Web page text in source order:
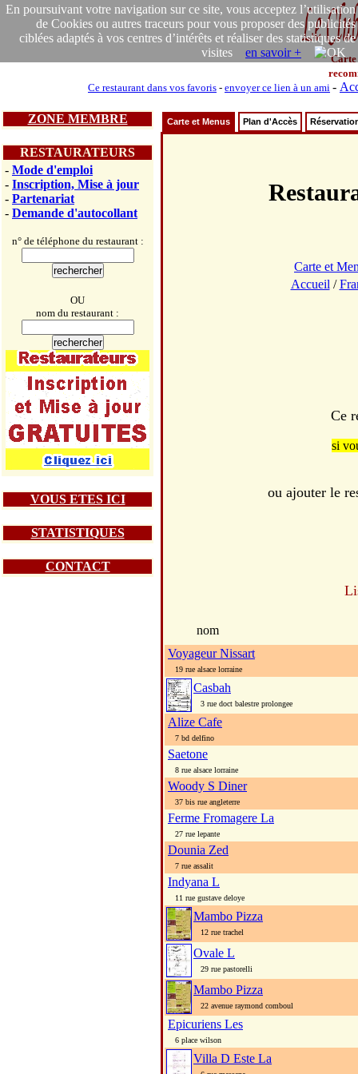
En poursuivant votre navigation sur ce site, vous acceptez l’utilisation
de Cookies ou autres traceurs pour vous proposer des publicités
ciblées adaptés à vos centres d’intérêts et réaliser des statistiques de
visites en savoir +
Carte
Ce restaurant dans vos favoris - envoyer ce lien à un ami -
ZONE MEMBRE
RESTAURATEURS
- Mode d'emploi
- Inscription, Mise à jour
- Partenariat
- Demande d'autocollant
n° de téléphone du restaurant :
OU
nom du restaurant :
VOUS ETES ICI
STATISTIQUES
CONTACT
Carte et Menus Plan d'Accès
Carte et
Accueil /
Ce
si
ou ajouter le
nom
Voyageur Nissart
19 rue alsace lorraine
Casbah
3 rue doct balestre prolongee
Alize Cafe
7 bd delfino
Saetone
8 rue alsace lorraine
Woody S Diner
37 bis rue angleterre
Ferme Fromagere La
27 rue lepante
Dounia Zed
7 rue assalit
Indyana L
11 rue gustave deloye
Mambo Pizza
12 rue trachel
Ovale L
29 rue pastorelli
Mambo Pizza
22 avenue raymond comboul
Epicuriens Les
6 place wilson
Villa D Este La